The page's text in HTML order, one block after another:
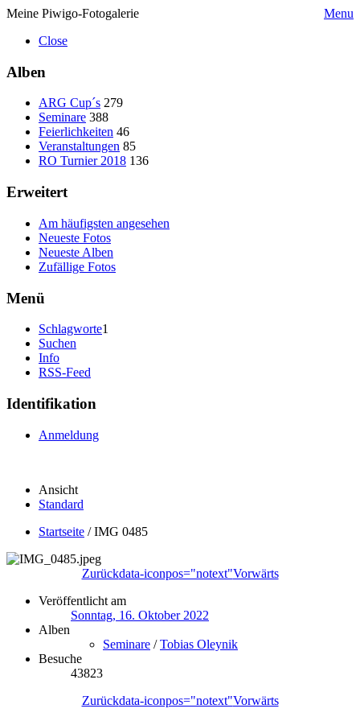
Meine Piwigo-Fotogalerie
Menu
Close
Alben
ARG Cup´s 279
Seminare 388
Feierlichkeiten 46
Veranstaltungen 85
RO Turnier 2018 136
Erweitert
Am häufigsten angesehen
Neueste Fotos
Neueste Alben
Zufällige Fotos
Menü
Schlagworte1
Suchen
Info
RSS-Feed
Identifikation
Anmeldung
Ansicht
Standard
Startseite /IMG 0485
Zurückdata-iconpos="notext"Vorwärts
Veröffentlicht am
Sonntag, 16. Oktober 2022
Alben
Seminare /Tobias Oleynik
Besuche
43823
Zurückdata-iconpos="notext"Vorwärts